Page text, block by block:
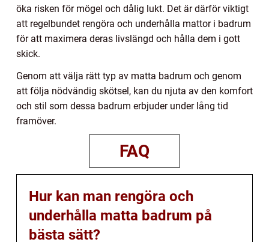
öka risken för mögel och dålig lukt. Det är därför viktigt
att regelbundet rengöra och underhålla mattor i badrum
för att maximera deras livslängd och hålla dem i gott
skick.
Genom att välja rätt typ av matta badrum och genom
att följa nödvändig skötsel, kan du njuta av den komfort
och stil som dessa badrum erbjuder under lång tid
framöver.
FAQ
Hur kan man rengöra och
underhålla matta badrum på
bästa sätt?